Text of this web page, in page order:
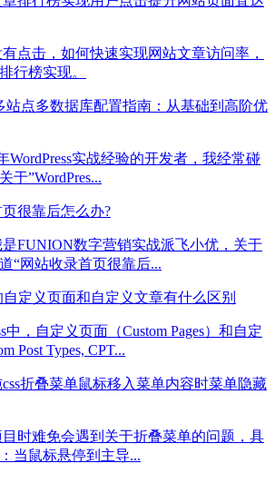
点击，如何快速实现网站文章访问率，
行榜实现。
站点多数据库配置指南：从基础到高阶优
WordPress实战经验的开发者，我经常碰
于”WordPres...
很靠后怎么办?
FUNION数字营销实战派飞小优，关于
“网站收录首页很靠后...
自定义页面和自定义文章有什么区别
中，自定义页面（Custom Pages）和自定
Post Types, CPT...
折叠菜单鼠标移入菜单内容时菜单隐藏
时难免会遇到关于折叠菜单的问题，具
当鼠标悬停到主导...